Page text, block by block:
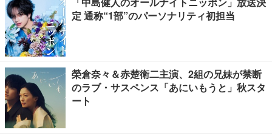
定 通称“1部”のパーソナリティ初担当
榮倉奈々＆赤楚衛二主演、2組の兄妹が禁断
のラブ・サスペンス「あにいもうと」秋スタ
ート